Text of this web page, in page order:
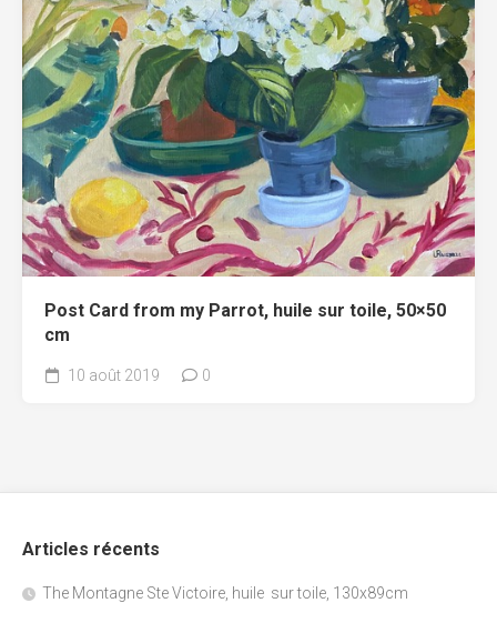
Post Card from my Parrot, huile sur toile, 50×50
cm
10 août 2019 0
Articles récents
The Montagne Ste Victoire, huile sur toile, 130x89cm